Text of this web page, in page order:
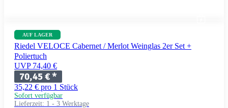
AUF LAGER
Riedel VELOCE Cabernet / Merlot Weinglas 2er Set +
Poliertuch
UVP 74,40 €
70,45 €*
35,22 € pro 1 Stück
Sofort verfügbar
Lieferzeit: 1 - 3 Werktage